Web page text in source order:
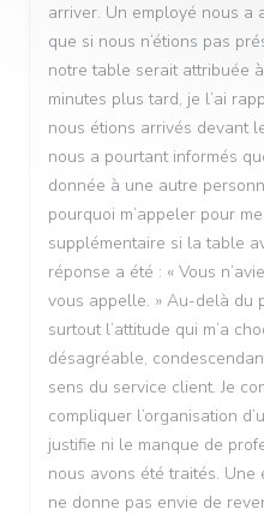
arriver. Un employé nous a
que si nous n’étions pas
notre table serait attribuée
minutes plus tard, je l’ai
nous étions arrivés devant
nous a pourtant informés
donnée à une autre
pourquoi m’appeler pour
supplémentaire si la table
réponse a été : « Vous
vous appelle. » Au-delà du
surtout l’attitude qui m’a
désagréable,
sens du service client. Je
compliquer l’organisation
justifie ni le manque de
nous avons été traités.
ne donne pas envie de